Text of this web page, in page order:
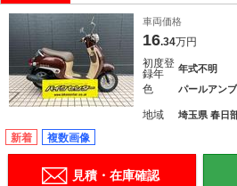
車両価格
16.34万円
初度登
録年
年式不明
色 パールアン
地域 埼玉県 春日
新着 複数画像
見積・在庫確認